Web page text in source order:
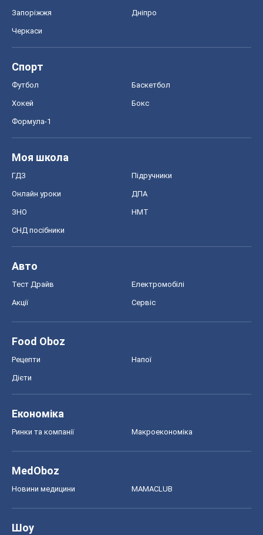
Запоріжжя Дніпро
Черкаси
Спорт
Футбол Баскетбол
Хокей Бокс
Формула-1
Моя школа
ГДЗ Підручники
Онлайн уроки ДПА
ЗНО НМТ
СНД посібники
Авто
Тест Драйв Електромобілі
Акції Сервіс
Food Oboz
Рецепти Напої
Дієти
Економіка
Ринки та компанії Макроекономіка
MedOboz
Новини медицини MAMACLUB
Шоу